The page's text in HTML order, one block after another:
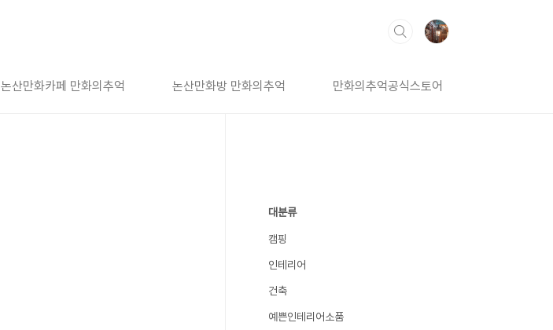
논산만화카페 만화의추억 논산만화방 만화의추억 만화의추억공식스토어
대분류
캠핑
인테리어
건축
예쁜인테리어소품